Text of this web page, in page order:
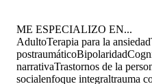
ME ESPECIALIZO EN...
AdultoTerapia para la ansiedad
postraumáticoBipolaridad
narrativaTrastornos de la
socialenfoque integraltrauma